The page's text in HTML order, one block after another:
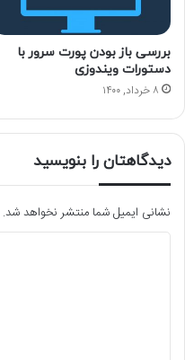
بررسی باز بودن پورت سرور با
دستورات ویندوزی
۸ خرداد, ۱۴۰۰
دیدگاهتان را بنویسید
نشانی ایمیل شما منتشر نخواهد شد.